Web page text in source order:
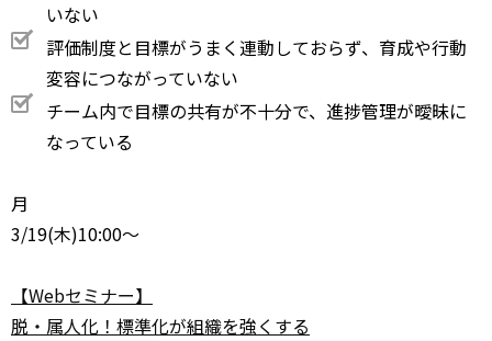
いない
評価制度と目標がうまく連動しておらず、育成や行動
変容につながっていない
チーム内で目標の共有が不十分で、進捗管理が曖昧に
なっている
月
3/19(木)10:00～
【Webセミナー】
脱・属人化！標準化が組織を強くする